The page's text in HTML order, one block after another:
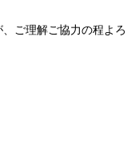
ご理解ご協力の程よろ